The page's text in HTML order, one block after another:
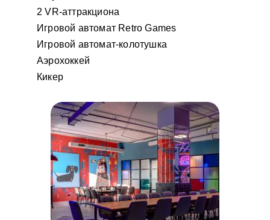
2 VR-аттракциона
Игровой автомат Retro Games
Игровой автомат-колотушка
Аэрохоккей
Кикер